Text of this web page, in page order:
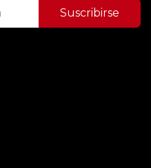
Suscribirse